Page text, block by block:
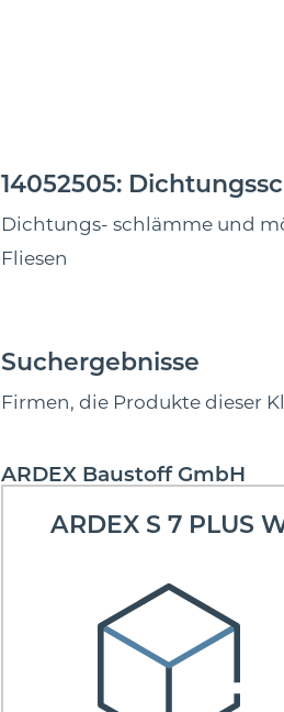
14052505:
Dichtungs- schlämme und
Fliesen
Suchergebnisse
Firmen, die Produkte dieser
ARDEX Baustoff GmbH
ARDEX S 7 PLUS